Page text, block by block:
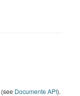
(see Documente API).